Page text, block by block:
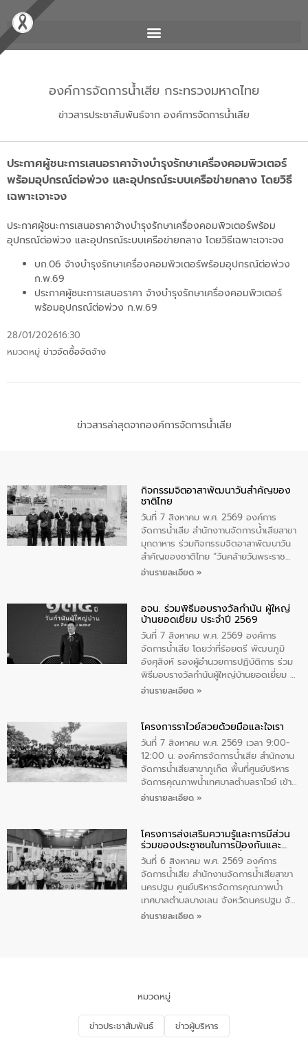
องค์การจัดการน้ำเสีย กระทรวงมหาดไทย
ข่าวสารประชาสัมพันธ์จาก องค์การจัดการน้ำเสีย
ประกาศผู้ชนะการเสนอราคาจ้างบำรุงรักษาเครื่องคอมพิวเตอร์
พร้อมอุปกรณ์ต่อพ่วง และอุปกรณ์ระบบเครือข่ายกลาง โดยวิธี
เฉพาะเจาะจง
ประกาศผู้ชนะการเสนอราคาจ้างบำรุงรักษาเครื่องคอมพิวเตอร์พร้อม
อุปกรณ์ต่อพ่วง และอุปกรณ์ระบบเครือข่ายกลาง โดยวิธีเฉพาะเจาะจง
บก.06 จ้างบำรุงรักษาเครื่องคอมพิวเตอร์พร้อมอุปกรณ์ต่อพ่วง
ก.พ.69
ประกาศผู้ชนะการเสนอราคา จ้างบำรุงรักษาเครื่องคอมพิวเตอร์
พร้อมอุปกรณ์ต่อพ่วง ก.พ.69
28/01/202616:30
หมวดหมู่ ข่าวจัดซื้อจัดจ้าง
ข่าวสารล่าสุดจากองค์การจัดการน้ำเสีย
กิจกรรมจิตอาสาพัฒนาวันสําคัญของ
ชาติไทย
วันที่ 7 สิงหาคม พ.ศ. 2569 องค์การ
จัดการน้ำเสีย สำนักงาานจัดการน้ำเสียสาขา
มุกดาหาร ร่วมกิจกรรมจิตอาสาพัฒนาวัน
สําคัญของชาติไทย “วันคล้ายวันพระราช
สมภพ สมเด็จพระนางเจ้าสิริกิติ์พระบรม
ทิพย์คำ รองผู้ว่าราชการจังหวัดมุกดาหาร
เป็นประธานในพิธี ณ เรือนจําชั่วคราวนาโสก
ตําบลนาโสก อําเภอเมืองมุกดาหาร จังหวัด
มุกดาหาร โดยในกิจกรรมได้ร่วมปลูกป่า และ
ทําความสะอาดภายในบริเวณ จัดกิจกรรม
เพื่อถวายเป็นพระราชกุศล สมเด็จพระนาง
เจ้าสิริกิติ์พระบรมราชินีนาถ พระบรมราช
อ่านรายละเอียด »
อจน. ร่วมพิธีมอบรางวัลกำนัน ผู้ใหญ่
บ้านยอดเยี่ยม ประจำปี 2569
วันที่ 7 สิงหาคม พ.ศ. 2569 องค์การ
จัดการน้ำเสีย โดยว่าที่ร้อยตรี พัฒนภูมิ
อังศุสิงห์ รองผู้อำนวยการปฏิบัติการ ร่วม
พิธีมอบรางวัลกำนันผู้ใหญ่บ้านยอดเยี่ยม ณ
ทำเนียบรัฐบาล โดยมีนายอนุทิน ชาญวีรกูล
ทองคำและประกาศเกียรติคุณให้แก่ กำนัน
ผู้ใหญ่บ้านยอดเยี่ยม พร้อมกล่าวชื่นชม ให้
โอวาท และมอบนโยบาย
อ่านรายละเอียด »
โครงการราไวย์สวยด้วยมือและใจเรา
วันที่ 7 สิงหาคม พ.ศ. 2569 เวลา 9:00-
12:00 น. องค์การจัดการน้ำเสีย สำนักงาน
จัดการน้ำเสียสาขาภูเก็ต พื้นที่ศูนย์บริหาร
จัดการคุณภาพน้ำเทศบาลตำบลราไวย์ เข้า
ร่วมโครงการราไวย์สวยด้วยมือและใจเรา
ประชาชน ตัวแทนจากโรงแรมต่างๆ ในเขต
เทศบาลตำบลราไวย์ ศูนย์บริหารจัดการ
คุณภาพน้ำเทศบาลตำบลราไวย์ นำโดยนาย
น้อย แก้วเศษ ผู้จัดการสำนักงานจัดการน้ำ
เสียสาขาภูเก็ต พร้อมด้วยเจ้าหน้าที่ จำนวน
5 คน ร่วมทำกิจกรรม ทำความสะอาด
ชายหาดและแหล่งท่องเที่ยว ณ บริเวณ
อ่านรายละเอียด »
โครงการส่งเสริมความรู้และการมีส่วน
ร่วมของประชาชนในการป้องกันและ
แก้ไขปัญหาน้ำเสียอย่างยั่งยืน
วันที่ 6 สิงหาคม พ.ศ. 2569 องค์การ
จัดการน้ำเสีย สำนักงานจัดการน้ำเสียสาขา
นครปฐม ศูนย์บริหารจัดการคุณภาพน้ำ
เทศบาลตำบลบางเลน จังหวัดนครปฐม จัด
กิจกรรมภายใต้โครงการส่งเสริมความรู้และ
จัดการน้ำเสียและสร้างจิตสำนึกในการ
อนุรักษ์สิ่งแวดล้อม ในหัวข้อ “น้ำเสียชุมชน
และการบำบัดน้ำเสียเบื้องต้น” โดยให้ความรู้
เกี่ยวกับสาเหตุและผลกระทบของน้ำเสีย
อ่านรายละเอียด »
หมวดหมู่
ข่าวประชาสัมพันธ์ ข่าวผู้บริหาร